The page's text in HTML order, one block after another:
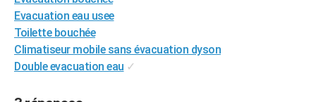
GUIDES D'ACHAT
BONS PLANS
CARTE DE VOEUX
Carte de Noël
Carte Bonne année
Carte Saint-Valentin
Carte Pâques
Carte d'anniversaire
DICTIONNAIRE
Evacuation eau usee
Toilette bouchée
Climatiseur mobile sans évacuation dyson
Double evacuation eau ✓